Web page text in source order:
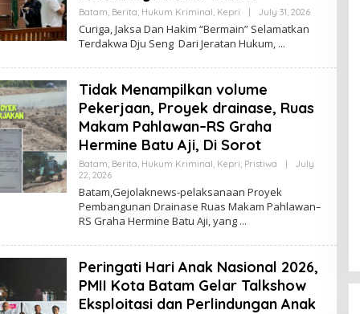
Batam Berita Hukum Kriminal Kepri | July 31, 2026B
E
N
Curiga, Jaksa Dan Hakim “Bermain” Selamatkan
Terdakwa Dju Seng Dari Jeratan Hukum,
Tidak Menampilkan volume
Pekerjaan, Proyek drainase, Ruas
Makam Pahlawan–RS Graha
Hermine Batu Aji, Di Sorot
Batam Berita Hukum Kriminal Kepri Pristiwa |
July
22, 2026B
T
A
H
A
N
Batam,Gejolaknews-pelaksanaan Proyek
Pembangunan Drainase Ruas Makam Pahlawan–
RS Graha Hermine Batu Aji, yang
Peringati Hari Anak Nasional 2026,
PMII Kota Batam Gelar Talkshow
Eksploitasi dan Perlindungan Anak